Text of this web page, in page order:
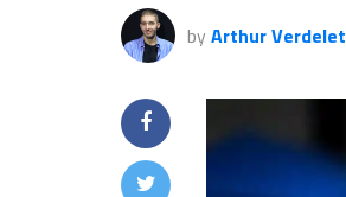
by Arthur Verdelet